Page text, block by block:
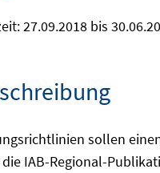
27.09.2018 bis
sollen
IAB-Regional-